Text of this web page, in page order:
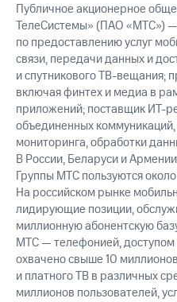
Публичное акционерное
ТелеСистемы» (ПАО «МТС»)
по предоставлению услуг
связи, передачи данных и
и спутникового ТВ-вещания;
включая финтех и медиа в
приложений; поставщик ИТ-
объединенных
мониторинга, обработки
В России, Беларуси и
Группы МТС пользуются
На российском рынке
лидирующие позиции,
миллионную абонентскую
МТС — телефонией,
охвачено свыше 10
и платного ТВ в различных
миллионов пользователей,